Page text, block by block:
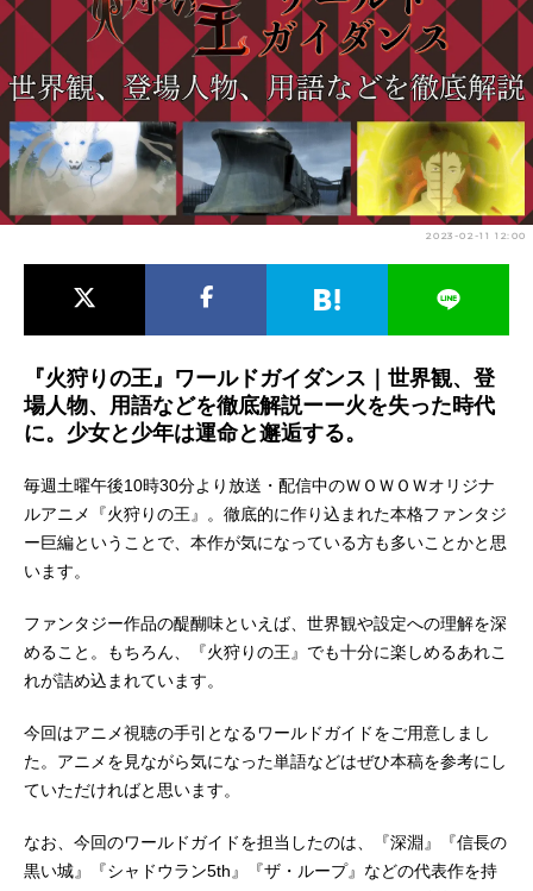
アニメ記事一覧 声優記事一覧
アニメ映画一覧 実写化映画一覧
今期アニメ曜日別一覧
春アニメ 夏アニメ
男性声優/女性声優一覧
2023-02-11 12:00
『火狩りの王』ワールドガイダンス｜世界観、登
場人物、用語などを徹底解説ーー火を失った時代
に。少女と少年は運命と邂逅する。
毎週土曜午後10時30分より放送・配信中のＷＯＷＯＷオリジナ
ルアニメ『火狩りの王』。徹底的に作り込まれた本格ファンタジ
ー巨編ということで、本作が気になっている方も多いことかと思
います。
ファンタジー作品の醍醐味といえば、世界観や設定への理解を深
めること。もちろん、『火狩りの王』でも十分に楽しめるあれこ
れが詰め込まれています。
今回はアニメ視聴の手引となるワールドガイドをご用意しまし
た。アニメを見ながら気になった単語などはぜひ本稿を参考にし
ていただければと思います。
なお、今回のワールドガイドを担当したのは、『深淵』『信長の
黒い城』『シャドウラン5th』『ザ・ループ』などの代表作を持